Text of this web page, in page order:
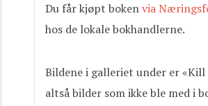
Du får kjøpt bokenvia
hos de lokale bokhandlerne.
Bildene i galleriet under er
altså bilder som ikke ble med i